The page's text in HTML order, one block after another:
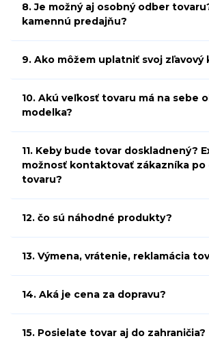
8. Je možný aj osobný odber
kamennú predajňu?
9. Ako môžem uplatniť svoj zľavový
10. Akú veľkosť tovaru má na sebe
modelka?
11. Keby bude tovar doskladnený?
možnosť kontaktovať zákazníka po
tovaru?
12. čo sú náhodné produkty?
13. Výmena, vrátenie, reklamácia
14. Aká je cena za dopravu?
15. Posielate tovar aj do zahraničia?